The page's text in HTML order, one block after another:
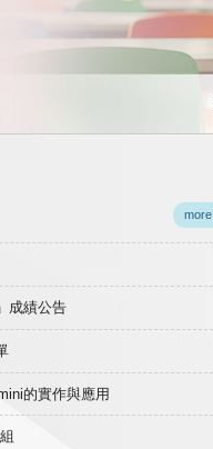
more
成績公告
的實作與應用